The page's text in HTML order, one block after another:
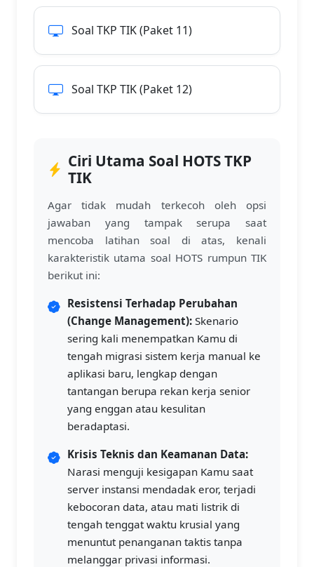
Soal TKP TIK (Paket 11)
Soal TKP TIK (Paket 12)
Ciri Utama Soal HOTS TKP
TIK
Agar tidak mudah terkecoh oleh opsi
jawaban yang tampak serupa saat
mencoba latihan soal di atas, kenali
karakteristik utama soal HOTS rumpun TIK
berikut ini:
Resistensi Terhadap Perubahan
(Change Management): Skenario
sering kali menempatkan Kamu di
tengah migrasi sistem kerja manual ke
aplikasi baru, lengkap dengan
tantangan berupa rekan kerja senior
yang enggan atau kesulitan
beradaptasi.
Krisis Teknis dan Keamanan Data:
Narasi menguji kesigapan Kamu saat
server instansi mendadak eror, terjadi
kebocoran data, atau mati listrik di
tengah tenggat waktu krusial yang
menuntut penanganan taktis tanpa
melanggar privasi informasi.